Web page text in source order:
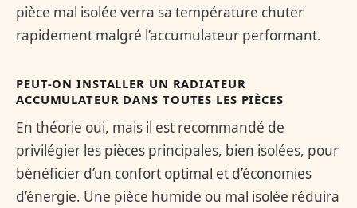
pièce mal isolée verra sa température chuter
rapidement malgré l’accumulateur performant.
PEUT-ON INSTALLER UN RADIATEUR
ACCUMULATEUR DANS TOUTES LES PIÈCES
En théorie oui, mais il est recommandé de
privilégier les pièces principales, bien isolées, pour
bénéficier d’un confort optimal et d’économies
d’énergie. Une pièce humide ou mal isolée réduira